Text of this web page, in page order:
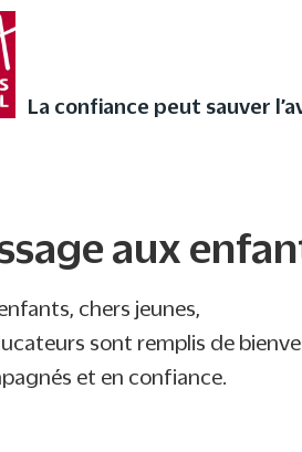
La confiance peut sauver
l’Avent
Noël ❄
aux
chers jeunes,
sont remplis de
et en confiance.